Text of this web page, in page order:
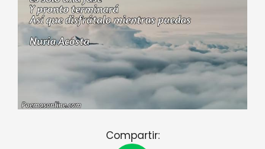
Compartir: